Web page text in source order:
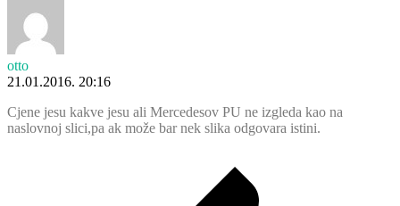
otto
21.01.2016. 20:16
Cjene jesu kakve jesu ali Mercedesov PU ne izgleda kao na
naslovnoj slici,pa ak može bar nek slika odgovara istini.